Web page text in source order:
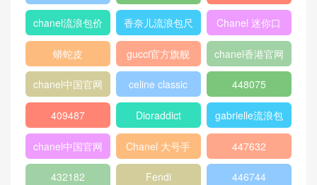
包
chanel流浪包价
格
香奈儿流浪包尺
寸
Chanel 迷你口
盖包
蟒蛇皮
gucci官方旗舰
店
chanel香港官网
chanel中国官网
celine classic
box
448075
409487 Dioraddict gabrielle流浪包
chanel中国官网
包
Chanel 大号手
提包
447632
432182 Fendi 446744